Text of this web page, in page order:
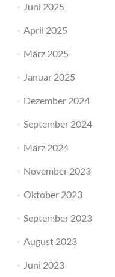
Juni 2025
April 2025
März 2025
Januar 2025
Dezember 2024
September 2024
März 2024
November 2023
Oktober 2023
September 2023
August 2023
Juni 2023